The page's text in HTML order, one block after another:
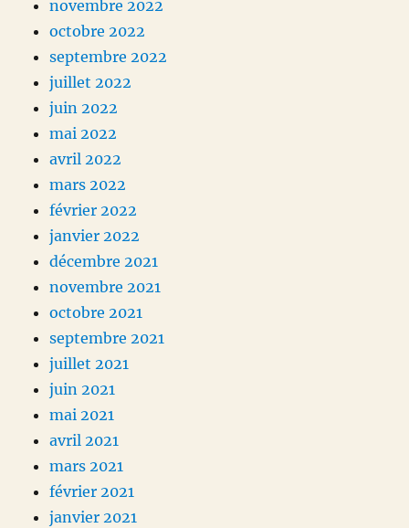
novembre 2022
octobre 2022
septembre 2022
juillet 2022
juin 2022
mai 2022
avril 2022
mars 2022
février 2022
janvier 2022
décembre 2021
novembre 2021
octobre 2021
septembre 2021
juillet 2021
juin 2021
mai 2021
avril 2021
mars 2021
février 2021
janvier 2021